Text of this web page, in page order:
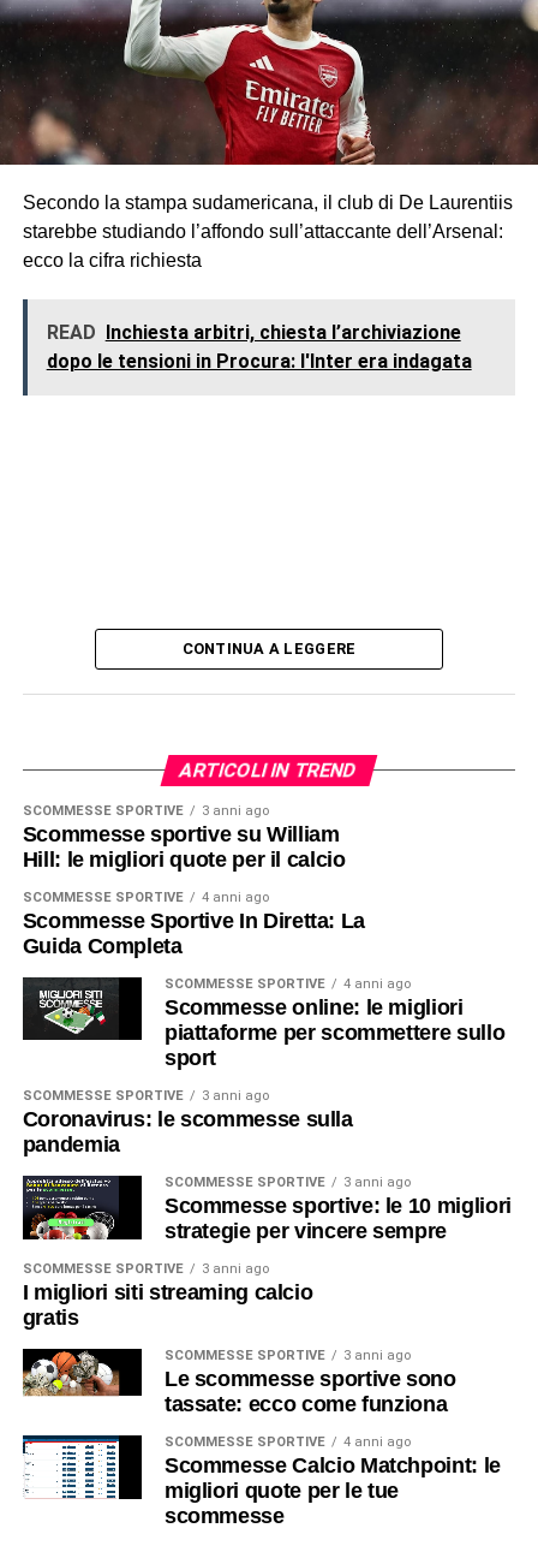
Secondo la stampa sudamericana, il club di De Laurentiis
starebbe studiando l’affondo sull’attaccante dell’Arsenal:
ecco la cifra richiesta
READ Inchiesta arbitri, chiesta l’archiviazione
dopo le tensioni in Procura: l'Inter era indagata
CONTINUA A LEGGERE
ARTICOLI IN TREND
SCOMMESSE SPORTIVE 3 anni ago
Scommesse sportive su William
Hill: le migliori quote per il calcio
SCOMMESSE SPORTIVE 4 anni ago
Scommesse Sportive In Diretta: La
Guida Completa
SCOMMESSE SPORTIVE 4 anni ago
Scommesse online: le migliori
piattaforme per scommettere sullo
sport
SCOMMESSE SPORTIVE 3 anni ago
Coronavirus: le scommesse sulla
pandemia
SCOMMESSE SPORTIVE 3 anni ago
Scommesse sportive: le 10 migliori
strategie per vincere sempre
SCOMMESSE SPORTIVE 3 anni ago
I migliori siti streaming calcio
gratis
SCOMMESSE SPORTIVE 3 anni ago
Le scommesse sportive sono
tassate: ecco come funziona
SCOMMESSE SPORTIVE 4 anni ago
Scommesse Calcio Matchpoint: le
migliori quote per le tue
scommesse